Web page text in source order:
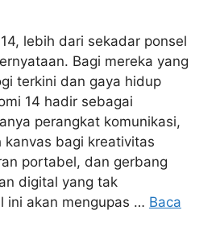
lebih dari sekadar ponsel
Bagi mereka yang
terkini dan gaya hidup
14 hadir sebagai
perangkat komunikasi,
kanvas bagi kreativitas
portabel, dan gerbang
digital yang tak
ini akan mengupas … Baca